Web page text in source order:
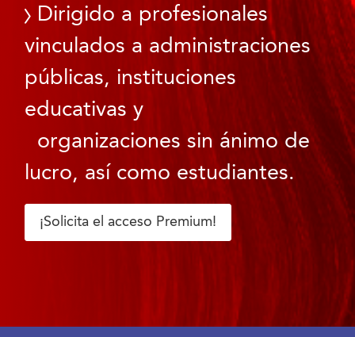
Dirigido a profesionales
vinculados a administraciones
públicas, instituciones
educativas y
organizaciones sin ánimo de
lucro, así como estudiantes.
¡Solicita el acceso Premium!